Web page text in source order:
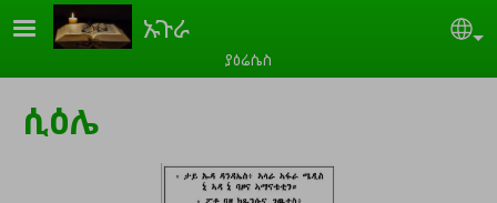
Skip to main content
ኡጉራ
ያዕሬሴስ
ሲዕሌ